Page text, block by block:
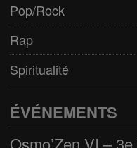
Pop/Rock
Rap
Spiritualité
ÉVÉNEMENTS